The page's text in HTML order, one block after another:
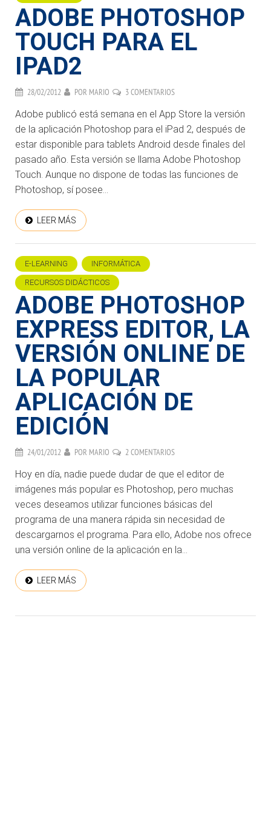
ADOBE PHOTOSHOP
TOUCH PARA EL
IPAD2
28/02/2012 POR MARIO 3 COMENTARIOS
Adobe publicó está semana en el App Store la versión
de la aplicación Photoshop para el iPad 2, después de
estar disponible para tablets Android desde finales del
pasado año. Esta versión se llama Adobe Photoshop
Touch. Aunque no dispone de todas las funciones de
Photoshop, sí posee...
LEER MÁS
E-LEARNING INFORMÁTICA
RECURSOS DIDÁCTICOS
ADOBE PHOTOSHOP
EXPRESS EDITOR, LA
VERSIÓN ONLINE DE
LA POPULAR
APLICACIÓN DE
EDICIÓN
24/01/2012 POR MARIO 2 COMENTARIOS
Hoy en día, nadie puede dudar de que el editor de
imágenes más popular es Photoshop, pero muchas
veces deseamos utilizar funciones básicas del
programa de una manera rápida sin necesidad de
descargarnos el programa. Para ello, Adobe nos ofrece
una versión online de la aplicación en la...
LEER MÁS